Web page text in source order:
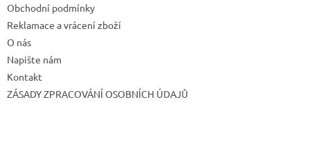
Obchodní podmínky
Reklamace a vrácení zboží
O nás
Napište nám
Kontakt
ZÁSADY ZPRACOVÁNÍ OSOBNÍCH ÚDAJŮ